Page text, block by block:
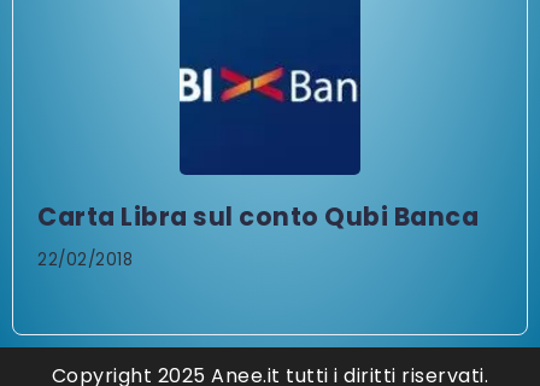
Carta Libra sul conto Qubi Banca
22/02/2018
Copyright 2025 Anee.it tutti i diritti riservati.